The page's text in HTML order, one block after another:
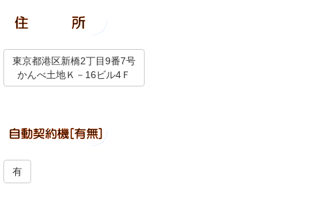
東京都港区新橋2丁目9番7号
かんべ土地Ｋ－16ビル4Ｆ
有